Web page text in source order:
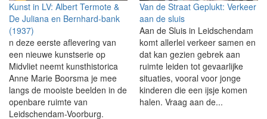
Kunst in LV: Albert Termote &
De Juliana en Bernhard-bank
(1937)
n deze eerste aflevering van
een nieuwe kunstserie op
Midvliet neemt kunsthistorica
Anne Marie Boorsma je mee
langs de mooiste beelden in de
openbare ruimte van
Leidschendam-Voorburg.
Van de Straat Geplukt: Verkeer
aan de sluis
Aan de Sluis in Leidschendam
komt allerlei verkeer samen en
dat kan gezien gebrek aan
ruimte leiden tot gevaarlijke
situaties, vooral voor jonge
kinderen die een ijsje komen
halen. Vraag aan de...